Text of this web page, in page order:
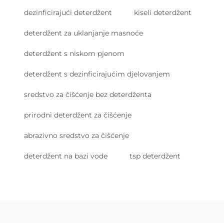
dezinficirajući deterdžent kiseli deterdžent
deterdžent za uklanjanje masnoće
deterdžent s niskom pjenom
deterdžent s dezinficirajućim djelovanjem
sredstvo za čišćenje bez deterdženta
prirodni deterdžent za čišćenje
abrazivno sredstvo za čišćenje
deterdžent na bazi vode tsp deterdžent